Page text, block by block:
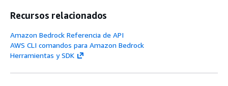
Recursos relacionados
Amazon Bedrock Referencia de API
AWS CLI comandos para Amazon Bedrock
Herramientas y SDK